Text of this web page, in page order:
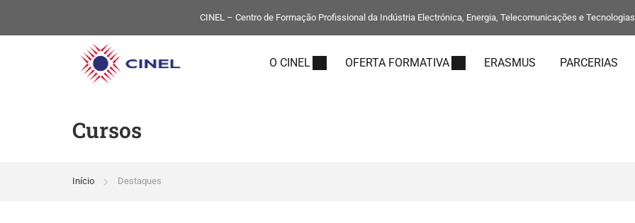
CINEL – Centro de Formação Profissional da Indústria Electrónica, Energia, Telecomunicações e
O CINEL OFERTA FORMATIVA ERASMUS PARCERIAS
Cursos
Início Destaques